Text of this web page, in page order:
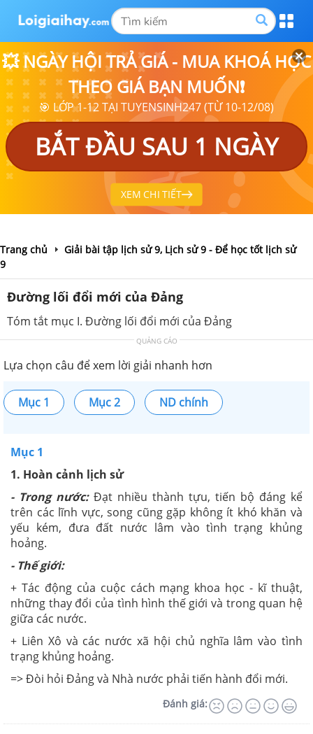
💥 NGÀY HỘI TRẢ GIÁ - MUA KHOÁ HỌC
THEO GIÁ BẠN MUỐN❗
🎯 LỚP 1-12 TẠI TUYENSINH247 (TỪ 10-12/08)
BẮT ĐẦU SAU 1 NGÀY
XEM CHI TIẾT
Trang chủ
Giải bài tập lịch sử 9, Lịch sử 9 - Để học tốt lịch sử
9
Đường lối đổi mới của Đảng
Tóm tắt mục I. Đường lối đổi mới của Đảng
QUẢNG CÁO
Lựa chọn câu để xem lời giải nhanh hơn
Mục 1 Mục 2 ND chính
Mục 1
1. Hoàn cảnh lịch sử
- Trong nước:Đạt nhiều thành tựu, tiến bộ đáng kể
trên các lĩnh vực, song cũng gặp không ít khó khăn và
yếu kém, đưa đất nước lâm vào tình trạng khủng
hoảng.
- Thế giới:
+ Tác động của cuộc cách mạng khoa học - kĩ thuật,
những thay đổi của tình hình thế giới và trong quan hệ
giữa các nước.
+ Liên Xô và các nước xã hội chủ nghĩa lâm vào tình
trạng khủng hoảng.
=> Đòi hỏi Đảng và Nhà nước phải tiến hành đổi mới.
Đánh giá: